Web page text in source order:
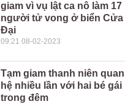
giam vì vụ lật ca nô làm 17
người tử vong ở biển Cửa
Đại
09:21 08-02-2023
Tạm giam thanh niên quan
hệ nhiều lần với hai bé gái
trong đêm